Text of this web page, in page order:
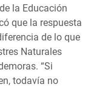
la Educación
que la respuesta
de lo que
Naturales
“Si
todavía no